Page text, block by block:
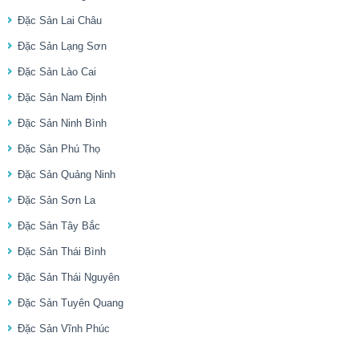
Đặc Sản Lai Châu
Đặc Sản Lạng Sơn
Đặc Sản Lào Cai
Đặc Sản Nam Định
Đặc Sản Ninh Bình
Đặc Sản Phú Thọ
Đặc Sản Quảng Ninh
Đặc Sản Sơn La
Đặc Sản Tây Bắc
Đặc Sản Thái Bình
Đặc Sản Thái Nguyên
Đặc Sản Tuyên Quang
Đặc Sản Vĩnh Phúc